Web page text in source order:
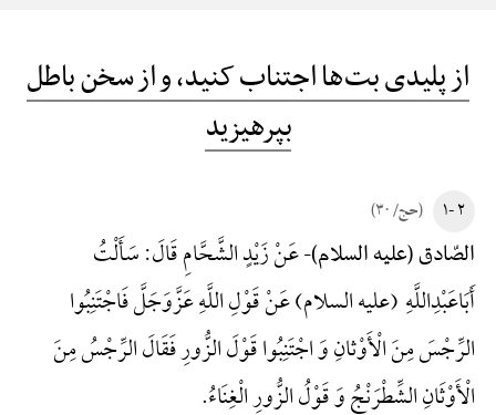
از پلیدی بت‌ها اجتناب کنید، و از سخن باطل
بپرهیزید
۲ -۱ (حج/ ۳۰)
الصّادق (علیه السلام)-عَنْ زَیْدٍ الشَّحَّامِ قَالَ: سَأَلْتُ
أَبَاعَبْدِ‌اللَّهِ (علیه السلام) عَنْ قَوْلِ اللَّهِ عَزَّ‌وَ‌جَلَّ فَاجْتَنِبُوا
الرِّجْسَ مِنَ الْأَوْثانِ وَ اجْتَنِبُوا قَوْلَ الزُّورِ فَقَالَ الرِّجْسُ مِنَ
الْأَوْثَانِ الشِّطْرَنْجُ وَ قَوْلُ الزُّورِ الْغِنَاءُ.